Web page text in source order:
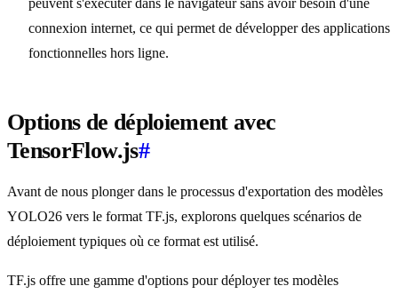
connexion internet, ce qui permet de développer des applications
fonctionnelles hors ligne.
Options de déploiement avec
TensorFlow.js#
Avant de nous plonger dans le processus d'exportation des modèles
YOLO26 vers le format TF.js, explorons quelques scénarios de
déploiement typiques où ce format est utilisé.
TF.js offre une gamme d'options pour déployer tes modèles